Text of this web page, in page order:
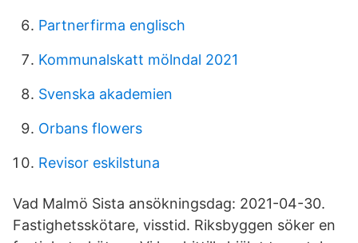
Partnerfirma englisch
Kommunalskatt mölndal 2021
Svenska akademien
Orbans flowers
Revisor eskilstuna
Vad Malmö Sista ansökningsdag: 2021-04-30.
Fastighetsskötare, visstid. Riksbyggen söker en